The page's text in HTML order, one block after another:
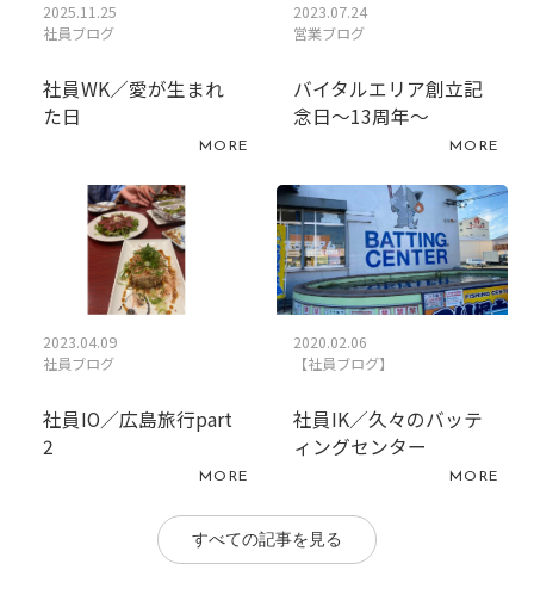
2025.11.25
社員ブログ
社員WK／愛が生まれ
た日
MORE
2023.07.24
営業ブログ
バイタルエリア創立記
念日～13周年～
MORE
2023.04.09
社員ブログ
社員IO／広島旅行part
2
MORE
2020.02.06
【社員ブログ】
社員IK／久々のバッテ
ィングセンター
MORE
すべての記事を見る